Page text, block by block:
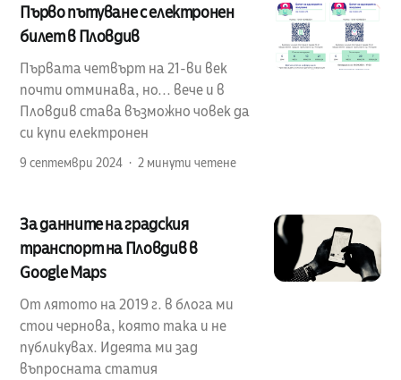
Първо пътуване с електронен
билет в Пловдив
Първата четвърт на 21-ви век
почти отминава, но... вече и в
Пловдив става възможно човек да
си купи електронен
9 септември 2024 2 минути четене
За данните на градския
транспорт на Пловдив в
Google Maps
От лятото на 2019 г. в блога ми
стои чернова, която така и не
публикувах. Идеята ми зад
въпросната статия